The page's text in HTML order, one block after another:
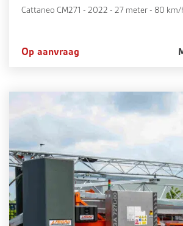
Cattaneo CM271 - 2022 - 27 meter - 80
Op aanvraag